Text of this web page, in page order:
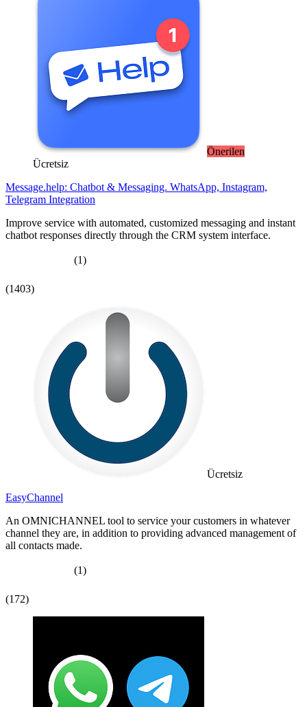
Önerilen
Ücretsiz
Message.help: Chatbot & Messaging. WhatsApp, Instagram,
Telegram Integration
Improve service with automated, customized messaging and instant
chatbot responses directly through the CRM system interface.
(1)
(1403)
Ücretsiz
EasyChannel
An OMNICHANNEL tool to service your customers in whatever
channel they are, in addition to providing advanced management of
all contacts made.
(1)
(172)